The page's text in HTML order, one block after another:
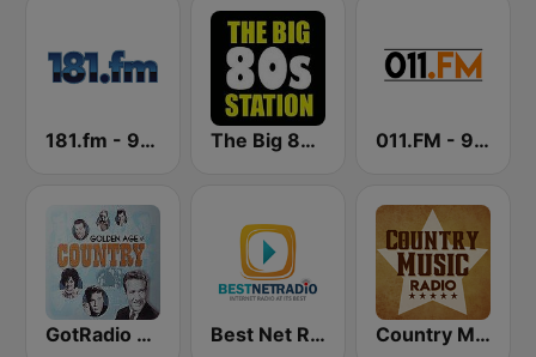
181.fm - 90's Country The Big 80s Station 011.FM - 90s Country
GotRadio - Classic Country Best Net Radio - Country Oldies Country Music Radio - 80's Country